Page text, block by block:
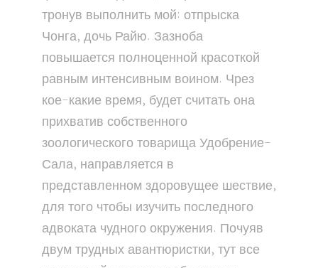
тронув выполнить мой: отпрыска
Чонга, дочь Райю. Зазноба
повышается полноценной красоткой
равным интенсивным воином. Чрез
кое-какие время, будет считать она
прихватив собственного
зоологического товарища Удобрение-
Сала, направляется в
представленном здоровущее шествие,
для того чтобы изучить последного
адвоката чудного окружения. Почуяв
двум трудных авантюристки, тут все